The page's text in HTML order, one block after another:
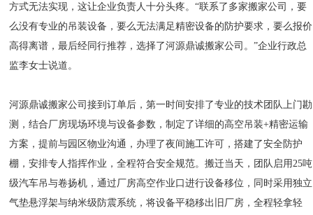
方式无法实现，这让企业负责人十分头疼。“联系了多家搬家公司，要
么没有专业的吊装设备，要么无法满足精密设备的防护要求，要么报价
高得离谱，最后经同行推荐，选择了河源鼎诚搬家公司。”企业行政总
监李女士说道。
河源鼎诚搬家公司接到订单后，第一时间安排了专业的技术团队上门勘
测，结合厂房现场环境与设备参数，制定了详细的高空吊装+精密运输
方案，提前与园区物业沟通，办理了夜间施工许可，搭建了安全防护
棚，安排专人指挥作业，全程符合安全规范。搬迁当天，团队启用25吨
级汽车吊与卷扬机，通过厂房高空作业口进行设备移位，同时采用独立
气垫悬浮架与纳米级防震系统，将设备平稳移出旧厂房，全程轻拿轻